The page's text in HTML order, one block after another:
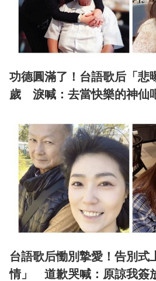
功德圓滿了！台語歌后「悲
歲 淚喊：去當快樂的神仙
台語歌后慟別摯愛！告別式
情」 道歉哭喊：原諒我簽